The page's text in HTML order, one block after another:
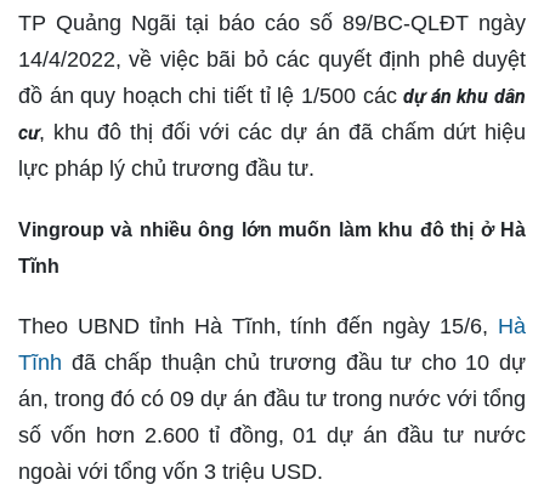
TP Quảng Ngãi tại báo cáo số 89/BC-QLĐT ngày
14/4/2022, về việc bãi bỏ các quyết định phê duyệt
đồ án quy hoạch chi tiết tỉ lệ 1/500 cácdự án khu dân
cư, khu đô thị đối với các dự án đã chấm dứt hiệu
lực pháp lý chủ trương đầu tư.
Vingroup và nhiều ông lớn muốn làm khu đô thị ở Hà
Tĩnh
Theo UBND tỉnh Hà Tĩnh, tính đến ngày 15/6, Hà
Tĩnh đã chấp thuận chủ trương đầu tư cho 10 dự
án, trong đó có 09 dự án đầu tư trong nước với tổng
số vốn hơn 2.600 tỉ đồng, 01 dự án đầu tư nước
ngoài với tổng vốn 3 triệu USD.